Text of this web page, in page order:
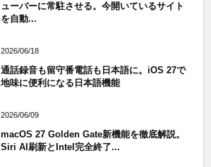
ューバーに常駐させる。今開いているサイト
を自動...
2026/06/18
通話録音も留守番電話も日本語に。iOS 27で
地味に便利になる日本語機能
2026/06/09
macOS 27 Golden Gate新機能を徹底解説。
Siri AI刷新とIntel完全終了...